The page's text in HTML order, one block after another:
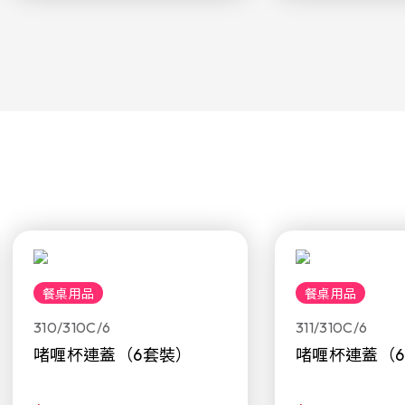
餐桌用品
310/310C/6
啫喱杯連蓋（6套裝）
餐桌用品
311/310C/6
啫喱杯連蓋（